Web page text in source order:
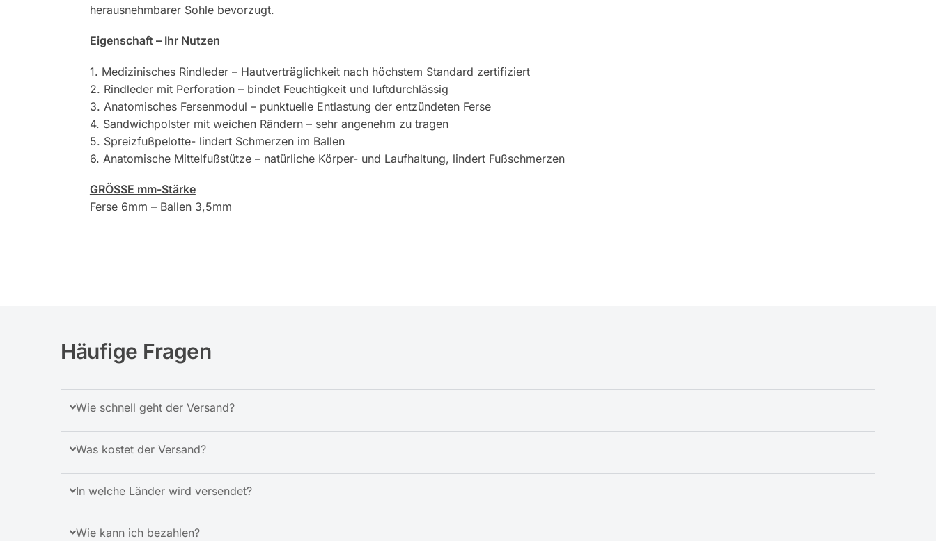
herausnehmbarer Sohle bevorzugt.
Eigenschaft – Ihr Nutzen
1. Medizinisches Rindleder – Hautverträglichkeit nach höchstem Standard zertifiziert
2. Rindleder mit Perforation – bindet Feuchtigkeit und luftdurchlässig
3. Anatomisches Fersenmodul – punktuelle Entlastung der entzündeten Ferse
4. Sandwichpolster mit weichen Rändern – sehr angenehm zu tragen
5. Spreizfußpelotte- lindert Schmerzen im Ballen
6. Anatomische Mittelfußstütze – natürliche Körper- und Laufhaltung, lindert Fußschmerzen
GRÖSSE mm-Stärke
Ferse 6mm – Ballen 3,5mm
Häufige Fragen
Wie schnell geht der Versand?
Was kostet der Versand?
In welche Länder wird versendet?
Wie kann ich bezahlen?